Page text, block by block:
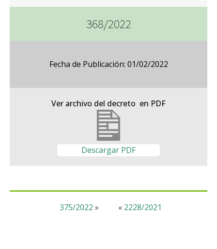
368/2022
Fecha de Publicación: 01/02/2022
Ver archivo del decreto en PDF
Descargar PDF
« 2228/2021
375/2022 »